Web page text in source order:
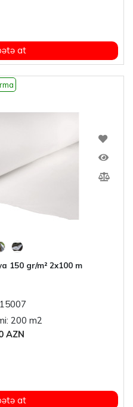
at
150 gr/m² 2x100 m
200 m2
AZN
at